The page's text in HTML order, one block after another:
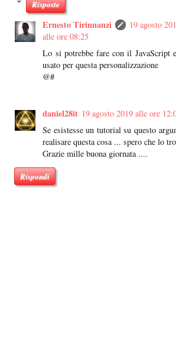
Risposte
Ernesto Tirinnanzi
19 agosto
alle ore 08:25
Lo si potrebbe fare con il JavaScript
usato per questa personalizzazione
@#
daniel28it 19 agosto 2019 alle ore
Se esistesse un tutorial su questo
realisare questa cosa ... spero che lo
Grazie mille buona giornata ....
Rispondi